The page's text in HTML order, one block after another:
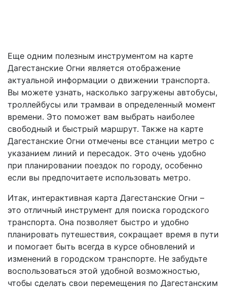
Еще одним полезным инструментом на карте
Дагестанские Огни является отображение
актуальной информации о движении транспорта.
Вы можете узнать, насколько загружены автобусы,
троллейбусы или трамваи в определенный момент
времени. Это поможет вам выбрать наиболее
свободный и быстрый маршрут. Также на карте
Дагестанские Огни отмечены все станции метро с
указанием линий и пересадок. Это очень удобно
при планировании поездок по городу, особенно
если вы предпочитаете использовать метро.
Итак, интерактивная карта Дагестанские Огни –
это отличный инструмент для поиска городского
транспорта. Она позволяет быстро и удобно
планировать путешествия, сокращает время в пути
и помогает быть всегда в курсе обновлений и
изменений в городском транспорте. Не забудьте
воспользоваться этой удобной возможностью,
чтобы сделать свои перемещения по Дагестанским